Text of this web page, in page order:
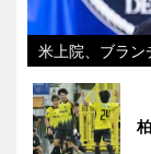
米上院、ブラン